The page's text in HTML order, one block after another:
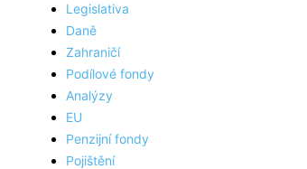
Legislativa
Daně
Zahraničí
Podílové fondy
Analýzy
EU
Penzijní fondy
Pojištění